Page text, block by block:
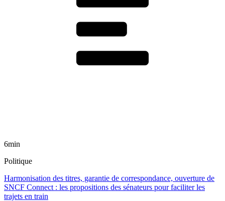
6min
Politique
Harmonisation des titres, garantie de correspondance, ouverture de
SNCF Connect : les propositions des sénateurs pour faciliter les
trajets en train